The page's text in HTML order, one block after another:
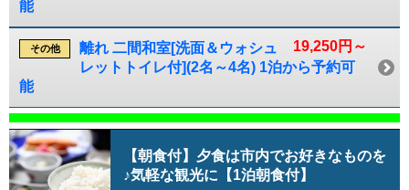
能
19,250円～
その他
離れ 二間和室[洗面＆ウォシュ
レットトイレ付](2名～4名) 1泊から予約可
能
【朝食付】夕食は市内でお好きなものを
♪気軽な観光に【1泊朝食付】